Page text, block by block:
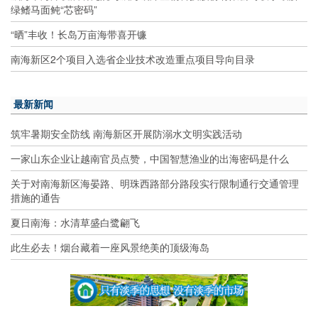
绿鳍马面鲀“芯密码”
“晒”丰收！长岛万亩海带喜开镰
南海新区2个项目入选省企业技术改造重点项目导向目录
最新新闻
筑牢暑期安全防线 南海新区开展防溺水文明实践活动
一家山东企业让越南官员点赞，中国智慧渔业的出海密码是什么
关于对南海新区海晏路、明珠西路部分路段实行限制通行交通管理
措施的通告
夏日南海：水清草盛白鹭翩飞
此生必去！烟台藏着一座风景绝美的顶级海岛